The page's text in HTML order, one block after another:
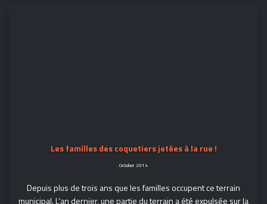
Les familles des coquetiers jetées à la rue !
October 2014
Depuis plus de trois ans que les familles occupent ce terrain
municipal. L’an dernier, une partie du terrain a été expulsée sur la